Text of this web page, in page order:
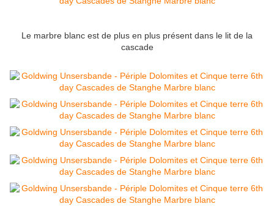
Le marbre blanc est de plus en plus présent dans le lit de la
cascade